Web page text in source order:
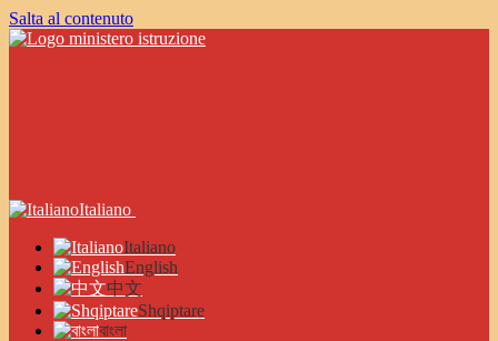
Salta al contenuto
Italiano
Italiano
English
中文
Shqiptare
বাংলা